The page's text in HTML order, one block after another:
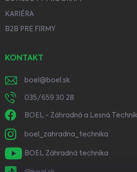
KARIÉRA
B2B PRE FIRMY
KONTAKT
boel @ boel.sk
035/659 30 28
BOEL - Záhradná a Lesná
boel_zahradna_technika
BOEL Záhradná technika